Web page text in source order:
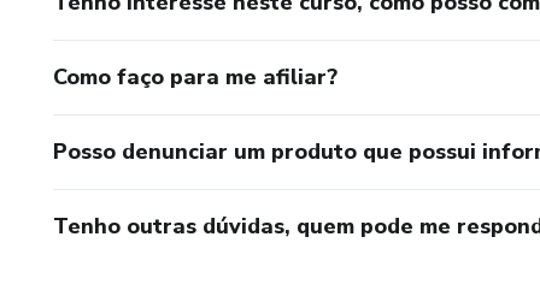
Como faço para me afiliar?
Posso denunciar um produto que possui
Tenho outras dúvidas, quem pode me